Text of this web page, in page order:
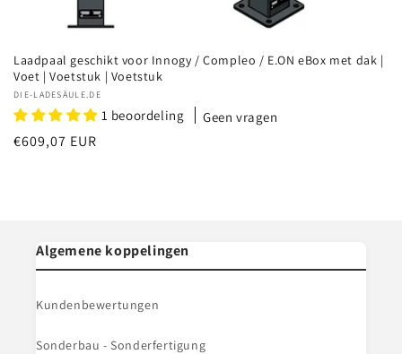
Laadpaal geschikt voor Innogy / Compleo / E.ON eBox met dak |
Voet | Voetstuk | Voetstuk
Verkoper:
DIE-LADESÄULE.DE
1 beoordeling Geen vragen
Normale
€609,07 EUR
Algemene koppelingen
Kundenbewertungen
Sonderbau - Sonderfertigung